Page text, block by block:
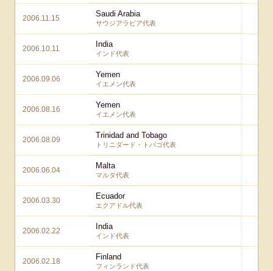
2006.11.15 Saudi Arabia
サウジアラビア代表
2006.10.11 India
インド代表
2006.09.06 Yemen
イエメン代表
2006.08.16 Yemen
イエメン代表
2006.08.09 Trinidad and Tobago
トリニダード・トバゴ代表
2006.06.04 Malta
マルタ代表
2006.03.30 Ecuador
エクアドル代表
2006.02.22 India
インド代表
2006.02.18 Finland
フィンランド代表